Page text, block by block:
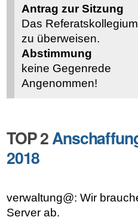
Antrag zur Sitzung
Das
zu überweisen.
Abstimmung
keine Gegenrede
Angenommen!
TOP 2
2018
verwaltung@: Wir
Server ab.